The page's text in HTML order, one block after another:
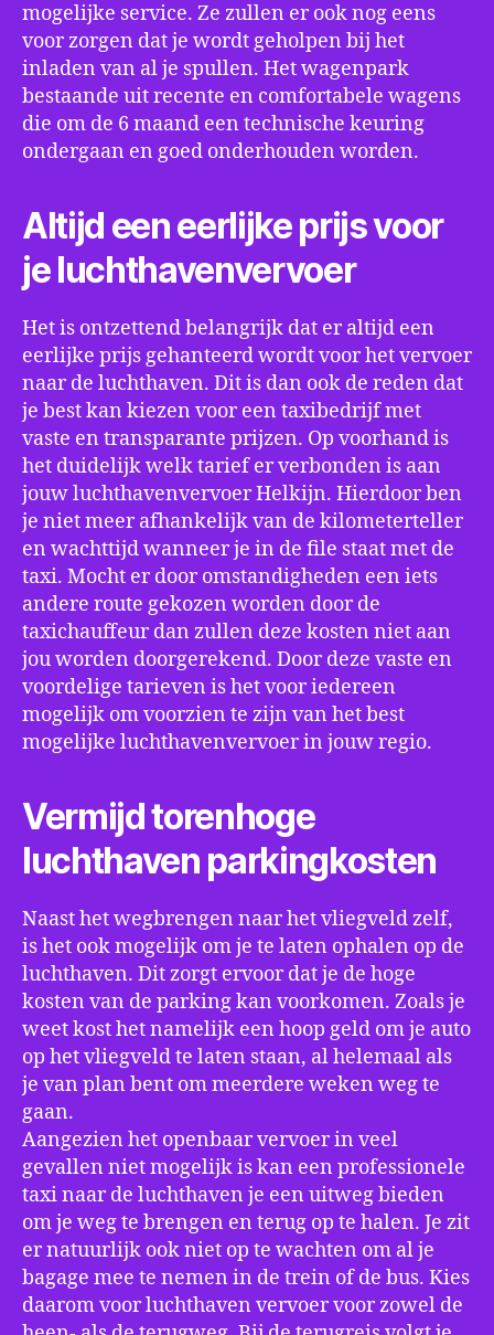
mogelijke service. Ze zullen er ook nog eens
voor zorgen dat je wordt geholpen bij het
inladen van al je spullen. Het wagenpark
bestaande uit recente en comfortabele wagens
die om de 6 maand een technische keuring
ondergaan en goed onderhouden worden.
Altijd een eerlijke prijs voor
je luchthavenvervoer
Het is ontzettend belangrijk dat er altijd een
eerlijke prijs gehanteerd wordt voor het vervoer
naar de luchthaven. Dit is dan ook de reden dat
je best kan kiezen voor een taxibedrijf met
vaste en transparante prijzen. Op voorhand is
het duidelijk welk tarief er verbonden is aan
jouw luchthavenvervoer Helkijn. Hierdoor ben
je niet meer afhankelijk van de kilometerteller
en wachttijd wanneer je in de file staat met de
taxi. Mocht er door omstandigheden een iets
andere route gekozen worden door de
taxichauffeur dan zullen deze kosten niet aan
jou worden doorgerekend. Door deze vaste en
voordelige tarieven is het voor iedereen
mogelijk om voorzien te zijn van het best
mogelijke luchthavenvervoer in jouw regio.
Vermijd torenhoge
luchthaven parkingkosten
Naast het wegbrengen naar het vliegveld zelf,
is het ook mogelijk om je te laten ophalen op de
luchthaven. Dit zorgt ervoor dat je de hoge
kosten van de parking kan voorkomen. Zoals je
weet kost het namelijk een hoop geld om je auto
op het vliegveld te laten staan, al helemaal als
je van plan bent om meerdere weken weg te
gaan.
Aangezien het openbaar vervoer in veel
gevallen niet mogelijk is kan een professionele
taxi naar de luchthaven je een uitweg bieden
om je weg te brengen en terug op te halen. Je zit
er natuurlijk ook niet op te wachten om al je
bagage mee te nemen in de trein of de bus. Kies
daarom voor luchthaven vervoer voor zowel de